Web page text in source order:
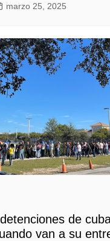
marzo 25, 2025
de
van a su